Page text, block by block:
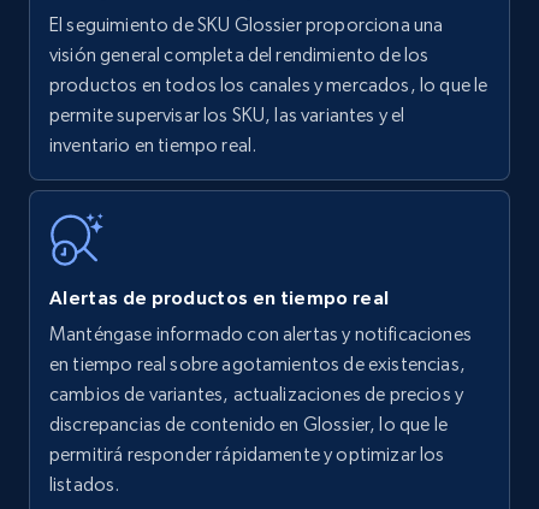
Amazon products - find products by using
upc numbers
Title, Seller name, Brand, Description, Initial
price, Currency, Availability, Reviews count, and
35.3K+
Amazon Reviews
URL, Product name, Product rating, Product
rating object, Product rating max, Rating,
Author name, Asin, and more.
El seguimiento de SKU Glossier proporciona una
visión general completa del rendimiento de los
productos en todos los canales y mercados, lo que le
permite supervisar los SKU, las variantes y el
inventario en tiempo real.
Alertas de productos en tiempo real
Manténgase informado con alertas y notificaciones
en tiempo real sobre agotamientos de existencias,
cambios de variantes, actualizaciones de precios y
discrepancias de contenido en Glossier, lo que le
permitirá responder rápidamente y optimizar los
listados.